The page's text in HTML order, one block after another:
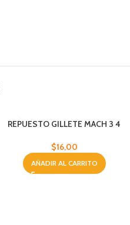
REPUESTO GILLETE MACH 3 4
$16,00
AÑADIR AL CARRITO